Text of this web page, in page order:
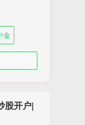
金
股开户|